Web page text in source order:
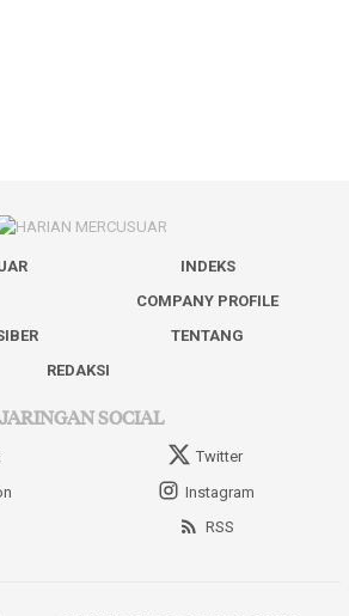
INDEKS
COMPANY PROFILE
TENTANG
REDAKSI
JARINGAN SOCIAL
Twitter
Instagram
RSS